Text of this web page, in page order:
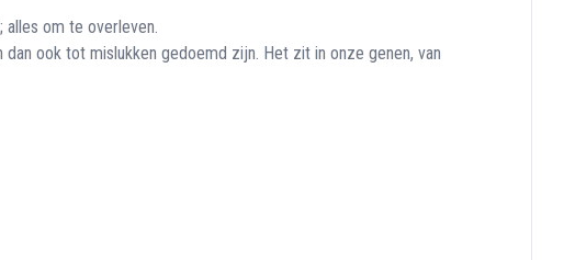
om te overleven.
ook tot mislukken gedoemd zijn. Het zit in onze genen, van